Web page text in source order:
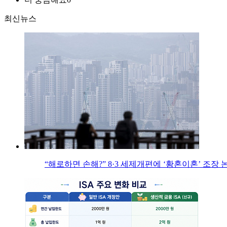
최신뉴스
“해로하면 손해?” 8·3 세제개편에 ‘황혼이혼’ 조장